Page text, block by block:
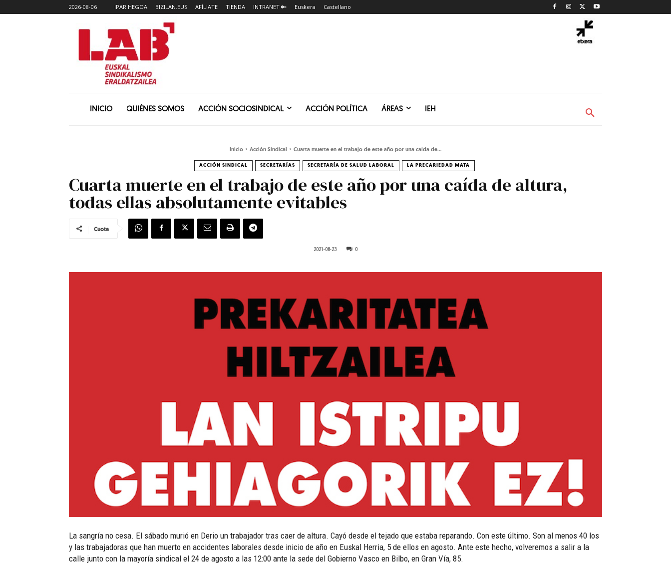
2026-08-06 IPAR HEGOA BIZILAN.EUS AFÍLIATE TIENDA INTRANET 🔑 Euskera Castellano
INICIO QUIÉNES SOMOS ACCIÓN SOCIOSINDICAL ACCIÓN POLÍTICA ÁREAS IEH
Inicio Acción Sindical Cuarta muerte en el trabajo de este año por una caída de...
ACCIÓN SINDICAL SECRETARÍAS SECRETARÍA DE SALUD LABORAL LA PRECARIEDAD MATA
Cuarta muerte en el trabajo de este año por una caída de altura,
todas ellas absolutamente evitables
Cuota
2021-08-23 0
La sangría no cesa. El sábado murió en Derio un trabajador tras caer de altura. Cayó desde el tejado que estaba reparando. Con este último. Son al menos 40 los
y las trabajadoras que han muerto en accidentes laborales desde inicio de año en Euskal Herria, 5 de ellos en agosto. Ante este hecho, volveremos a salir a la
calle junto con la mayoría sindical el 24 de agosto a las 12:00 ante la sede del Gobierno Vasco en Bilbo, en Gran Vía, 85.